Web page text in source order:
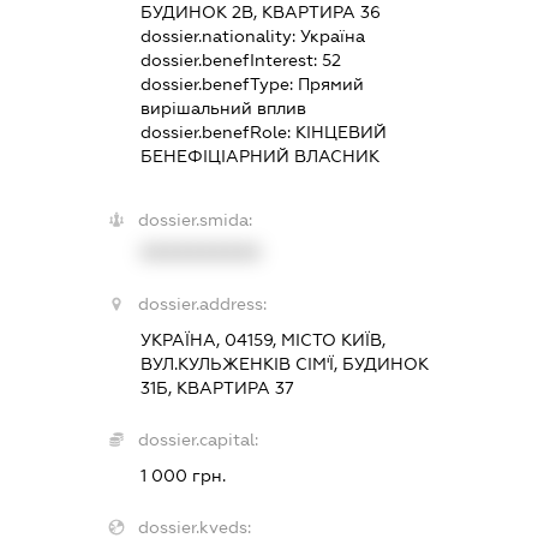
БУДИНОК 2В, КВАРТИРА 36
dossier.nationality: Україна
dossier.benefInterest: 52
dossier.benefType: Прямий
вирішальний вплив
dossier.benefRole: КІНЦЕВИЙ
БЕНЕФІЦІАРНИЙ ВЛАСНИК
dossier.smida:
dossier.address:
УКРАЇНА, 04159, МІСТО КИЇВ,
ВУЛ.КУЛЬЖЕНКІВ СІМ'Ї, БУДИНОК
31Б, КВАРТИРА 37
dossier.capital:
1 000 грн.
dossier.kveds: